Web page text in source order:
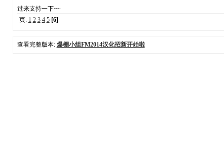
过来支持一下~~
页: 1 2 3 4 5 [6]
查看完整版本: 爆棚小组FM2014汉化招新开始啦